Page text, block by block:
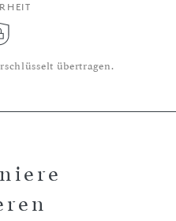
übertragen.